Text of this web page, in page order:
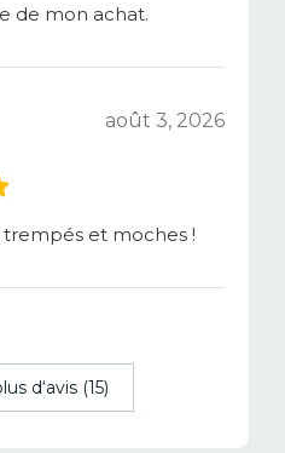
de mon achat.
août 3, 2026
trempés et moches !
d‘avis (15)